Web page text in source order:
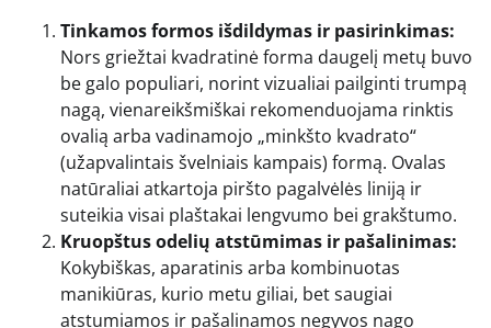
Tinkamos formos išdildymas ir pasirinkimas:
Nors griežtai kvadratinė forma daugelį metų buvo
be galo populiari, norint vizualiai pailginti trumpą
nagą, vienareikšmiškai rekomenduojama rinktis
ovalią arba vadinamojo „minkšto kvadrato“
(užapvalintais švelniais kampais) formą. Ovalas
natūraliai atkartoja piršto pagalvėlės liniją ir
suteikia visai plaštakai lengvumo bei grakštumo.
Kruopštus odelių atstūmimas ir pašalinimas:
Kokybiškas, aparatinis arba kombinuotas
manikiūras, kurio metu giliai, bet saugiai
atstumiamos ir pašalinamos negyvos nago